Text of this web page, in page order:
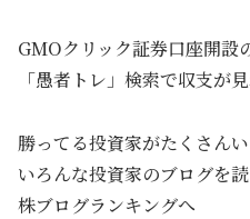
GMOクリック証券口座開設
「愚者トレ」検索で収支が
勝ってる投資家がたくさん
いろんな投資家のブログを
株ブログランキングへ